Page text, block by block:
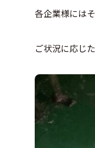
各企業様には
ご状況に応じ